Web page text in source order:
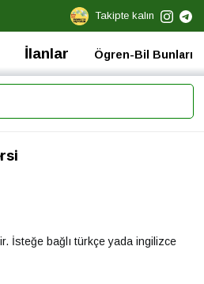
Takipte kalın
İlanlar Ögren-Bil Bunları
İsteğe bağlı türkçe yada ingilizce